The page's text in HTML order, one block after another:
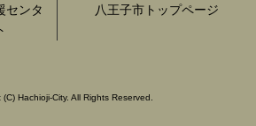
センタ
八王子市トップページ
(C) Hachioji-City. All Rights Reserved.